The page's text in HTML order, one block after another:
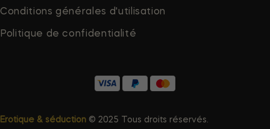
Conditions générales d'utilisation
Politique de confidentialité
Erotique & séduction © 2025 Tous droits réservés.